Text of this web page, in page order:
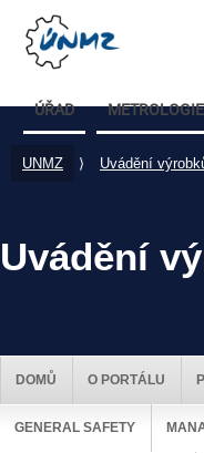
ÚŘAD METROLOGIE
UNMZ ⟩ Uvádění
Uvádění
DOMŮ O PORTÁLU
GENERAL SAFETY